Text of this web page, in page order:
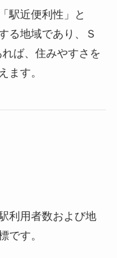
駅近便利性」と
る地域であり、Ｓ
ば、住みやすさを
ます。
利用者数および地
です。